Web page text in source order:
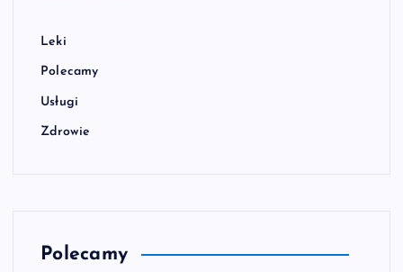
Leki
Polecamy
Usługi
Zdrowie
Polecamy